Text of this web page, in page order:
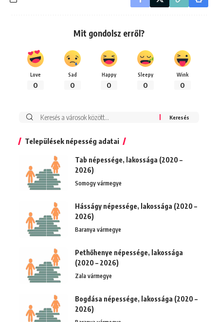
Mit gondolsz erről?
Love
0
Sad
0
Happy
0
Sleepy
0
Wink
0
Keresés:
Települések népesség adatai
Tab népessége, lakossága (2020 –
2026)
Somogy vármegye
Hásságy népessége, lakossága (2020 –
2026)
Baranya vármegye
Pethőhenye népessége, lakossága
(2020 – 2026)
Zala vármegye
Bogdása népessége, lakossága (2020 –
2026)